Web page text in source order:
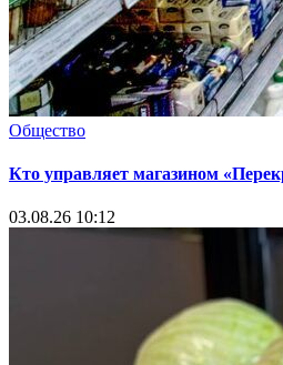
Общество
Кто управляет магазином
03.08.26 10:12